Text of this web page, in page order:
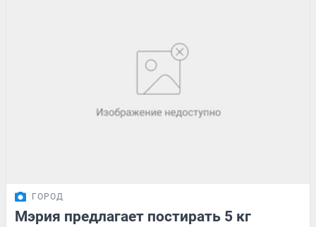
ГОРОД
Мэрия предлагает постирать 5 кг